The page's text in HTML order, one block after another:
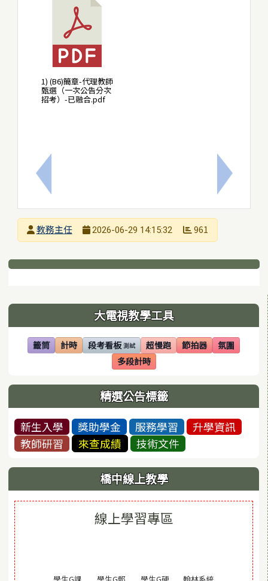
上一筆：教育局8月份辦理A1、A2數位學習工作坊
1) (B6)簡章-代理教師
甄選（一次公告分次
招考）-已融合.pdf
下一筆：
發布者
教務主任
2026-06-29 14:15:32 961
下中區域內容
左邊區域內容 大電視教學工具
籤筒
(另開視窗)
計時
(另開視窗)段考看板 測試
(另開視窗) 超慢跑
(另開視窗)節拍器
(另開視窗)氛圍
(另開視窗)
多段計時
(另開視窗)
精選公告標籤
新生入學 獎助學金 服務學習
升學資訊
教師研習
來查成績 技術文件
橋中線上教學
線上學習專區
(另開視窗)